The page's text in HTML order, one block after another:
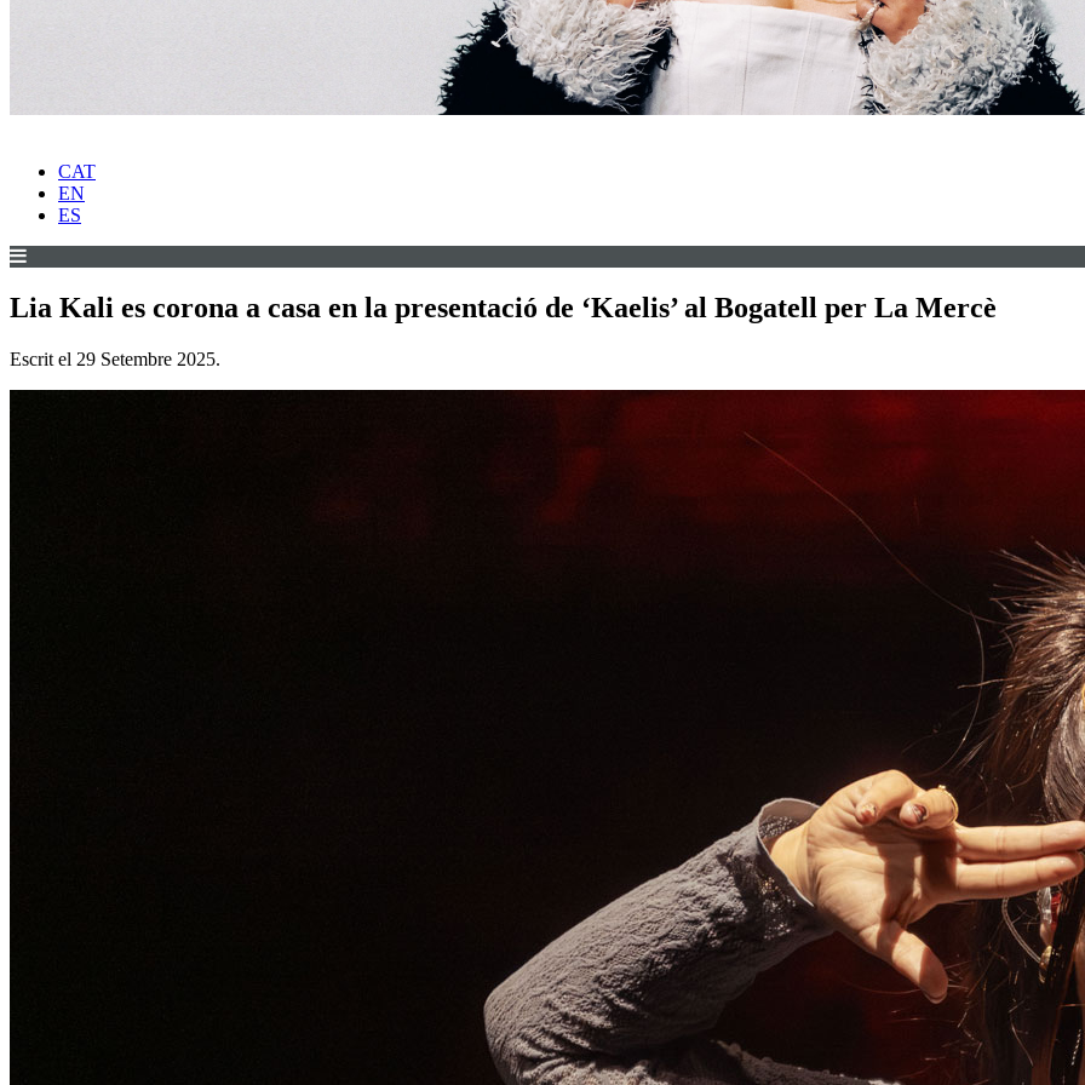
CAT
EN
ES
Lia Kali es corona a casa en la presentació de ‘Kaelis’ al Bogatell per La Mercè
Escrit el 29 Setembre 2025.